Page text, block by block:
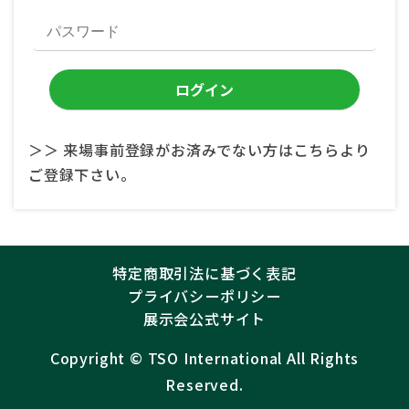
＞＞ 来場事前登録がお済みでない方はこちらより
ご登録下さい。
特定商取引法に基づく表記
プライバシーポリシー
展示会公式サイト
Copyright ©︎ TSO International All Rights
Reserved.